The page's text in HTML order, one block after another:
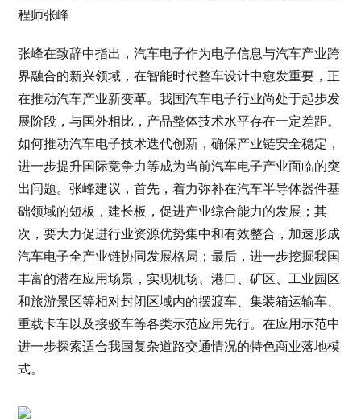
程师张峰
张峰在致辞中指出，汽车电子作为电子信息与汽车产业跨
界融合的新兴领域，在智能时代整车设计中愈发重要，正
在推动汽车产业新变革。我国汽车电子行业尚处于起步发
展阶段，与国外相比，产品整体技术水平存在一定差距。
如何推动汽车电子技术迭代创新，确保产业链安全稳定，
进一步提升国际竞争力等成为当前汽车电子产业面临的突
出问题。张峰建议，首先，着力弥补在汽车半导体器件基
础领域的短板，建长板，促进产业综合能力的发展；其
次，要大力促进行业资源优势集中和有效整合，加速形成
汽车电子全产业链协同发展格局；最后，进一步挖掘我国
丰富的潜在应用场景，实现机场、港口、矿区、工业园区
和旅游景区等相对封闭区域内的摆渡车、集装箱运输车、
重载卡车以及接驳车等各类示范应用先行。在应用示范中
进一步探索适合我国复杂道路交通情况的特色商业落地模
式。